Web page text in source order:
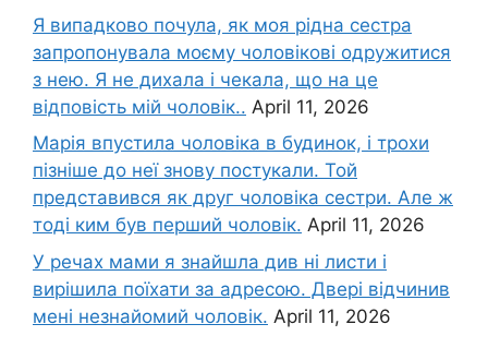
Я випадково почула, як моя рідна сестра
запропонувала моєму чоловікові одружитися
з нею. Я не дихала і чекала, що на це
відповість мій чоловік.. April 11, 2026
Марія впустила чоловіка в будинок, і трохи
пізніше до неї знову постукали. Той
представився як друг чоловіка сестри. Але ж
тоді ким був перший чоловік. April 11, 2026
У речах мами я знайшла див ні листи і
вирішила поїхати за адресою. Двері відчинив
мені незнайомий чоловік. April 11, 2026